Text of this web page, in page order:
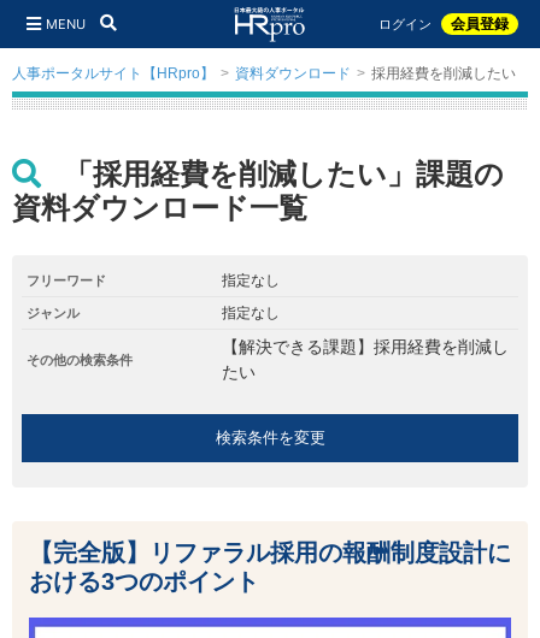
MENU ログイン 会員登録
人事ポータルサイト【HRpro】 資料ダウンロード 採用経費を削減したい
「採用経費を削減したい」課題の
資料ダウンロード一覧
フリーワード 指定なし
ジャンル 指定なし
その他の検索条件
【解決できる課題】採用経費を削減し
たい
検索条件を変更
【完全版】リファラル採用の報酬制度設計に
おける3つのポイント